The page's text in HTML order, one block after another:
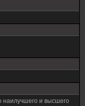
и высшего